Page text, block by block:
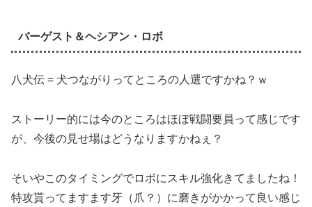
バーゲスト＆ヘシアン・ロボ
八犬伝 = 犬つながりってところの人選ですかね？ｗ
ストーリー的には今のところはほぼ戦闘要員って感じです
が、今後の見せ場はどうなりますかねぇ？
そいやこのタイミングでロボにスキル強化きてましたね！
特攻貰ってますます牙（爪？）に磨きがかかって良い感じ